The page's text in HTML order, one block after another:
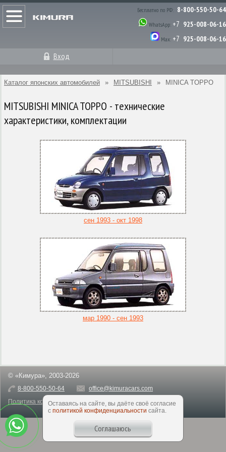
Бесплатно по РФ: 8-800-550-50-64
WhatsApp: +7 925-008-06-16
Max: +7 925-008-06-16
Вход
Каталог японских автомобилей » MITSUBISHI » MINICA TOPPO
MITSUBISHI MINICA TOPPO - технические
характеристики, комплектации
сен 1993 - окт 1998
мар 1990 - сен 1993
© «Кимура», 2003-2026
8-800-550-50-64
office@kimuracars.com
Политика конфиденциальности
Оставаясь на сайте, вы даёте своё согласие
с политикой конфиденциальности сайта.
Соглашаюсь